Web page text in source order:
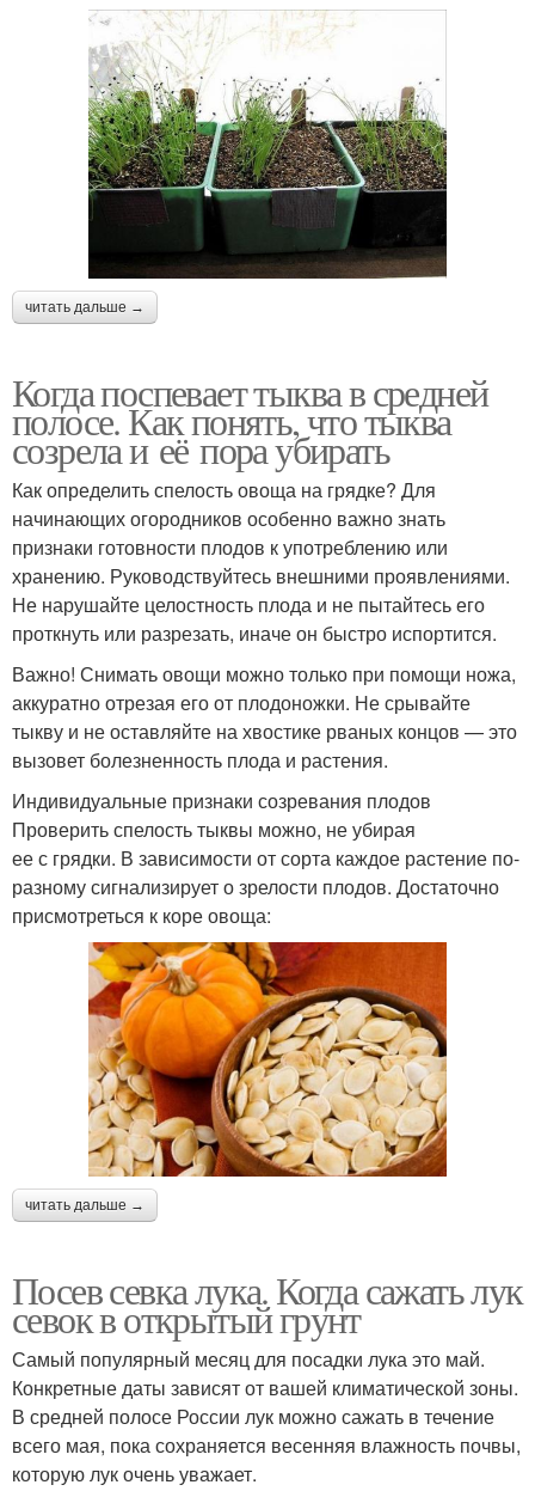
читать дальше →
Когда поспевает тыква в средней
полосе. Как понять, что тыква
созрела и её пора убирать
Как определить спелость овоща на грядке? Для
начинающих огородников особенно важно знать
признаки готовности плодов к употреблению или
хранению. Руководствуйтесь внешними проявлениями.
Не нарушайте целостность плода и не пытайтесь его
проткнуть или разрезать, иначе он быстро испортится.
Важно! Снимать овощи можно только при помощи ножа,
аккуратно отрезая его от плодоножки. Не срывайте
тыкву и не оставляйте на хвостике рваных концов — это
вызовет болезненность плода и растения.
Индивидуальные признаки созревания плодов
Проверить спелость тыквы можно, не убирая
ее с грядки. В зависимости от сорта каждое растение по-
разному сигнализирует о зрелости плодов. Достаточно
присмотреться к коре овоща:
читать дальше →
Посев севка лука. Когда сажать лук
севок в открытый грунт
Самый популярный месяц для посадки лука это май.
Конкретные даты зависят от вашей климатической зоны.
В средней полосе России лук можно сажать в течение
всего мая, пока сохраняется весенняя влажность почвы,
которую лук очень уважает.